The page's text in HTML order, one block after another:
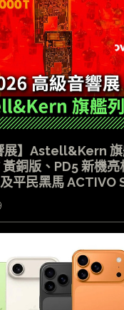
展】Astell&Kern
銅版、PD5 新機
平民黑馬 ACTIVO